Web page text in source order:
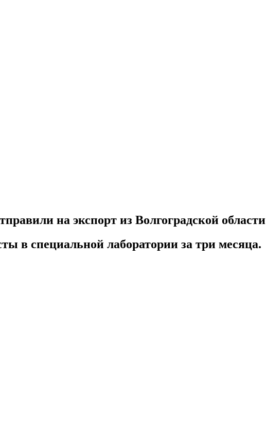
на экспорт из Волгоградской области
в специальной лаборатории за три месяца.